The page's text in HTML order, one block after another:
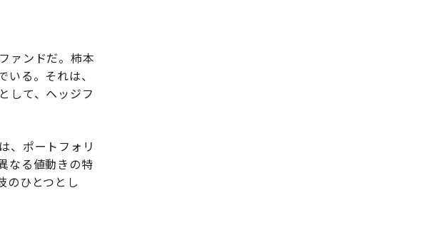
ァンドだ。柿本
る。それは、
して、ヘッジフ
、ポートフォリ
なる値動きの特
のひとつとし